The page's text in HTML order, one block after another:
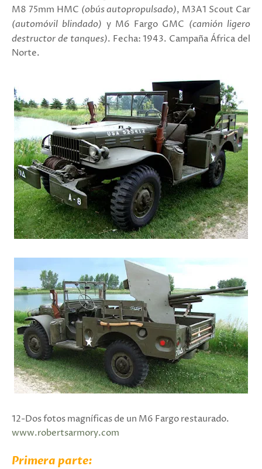
M8 75mm HMC (obús autopropulsado), M3A1 Scout Car
(automóvil blindado) y M6 Fargo GMC (camión ligero
destructor de tanques). Fecha: 1943. Campaña África del
Norte.
12-Dos fotos magníficas de un M6 Fargo restaurado.
www.robertsarmory.com
Primera parte: